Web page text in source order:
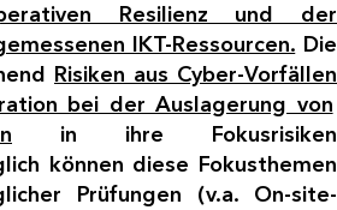
Resilienz und der
IKT-Ressourcen. Die
Risiken aus Cyber-Vorfällen
bei der Auslagerung von
in ihre Fokusrisiken
können diese Fokusthemen
Prüfungen (v.a. On-site-